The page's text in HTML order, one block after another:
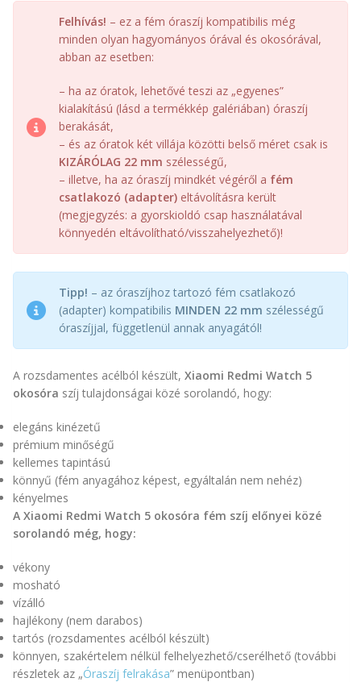
Felhívás! – ez a fém óraszíj kompatibilis még
minden olyan hagyományos órával és okosórával,
abban az esetben:
– ha az óratok, lehetővé teszi az „egyenes”
kialakítású (lásd a termékkép galériában) óraszíj
berakását,
– és az óratok két villája közötti belső méret csak is
KIZÁRÓLAG 22 mm szélességű,
– illetve, ha az óraszíj mindkét végéről a fém
csatlakozó (adapter) eltávolításra került
(megjegyzés: a gyorskioldó csap használatával
könnyedén eltávolítható/visszahelyezhető)!
Tipp! – az óraszíjhoz tartozó fém csatlakozó
(adapter) kompatibilis MINDEN 22 mm szélességű
óraszíjjal, függetlenül annak anyagától!
A rozsdamentes acélból készült, Xiaomi Redmi Watch 5
okosóra szíj tulajdonságai közé sorolandó, hogy:
elegáns kinézetű
prémium minőségű
kellemes tapintású
könnyű (fém anyagához képest, egyáltalán nem nehéz)
kényelmes
A Xiaomi Redmi Watch 5 okosóra fém szíj előnyei közé
sorolandó még, hogy:
vékony
mosható
vízálló
hajlékony (nem darabos)
tartós (rozsdamentes acélból készült)
könnyen, szakértelem nélkül felhelyezhető/cserélhető (további
részletek az „Óraszíj felrakása” menüpontban)